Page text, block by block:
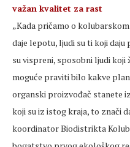
važan kvalitet za rast
„Kada pričamo o
daje lepotu, ljudi su ti koji
su vispreni, sposobni ljudi koji
moguće praviti bilo kakve
organski proizvođač stanete
koji su iz istog kraja, to znači
koordinator Biodistrikta